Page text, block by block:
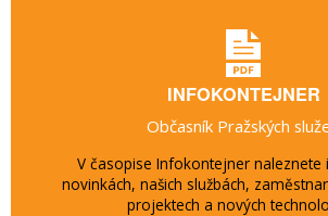
INFOKONTEJNER
Občasník Pražských
V časopise Infokontejner naleznete
novinkách, našich službách,
projektech a nových